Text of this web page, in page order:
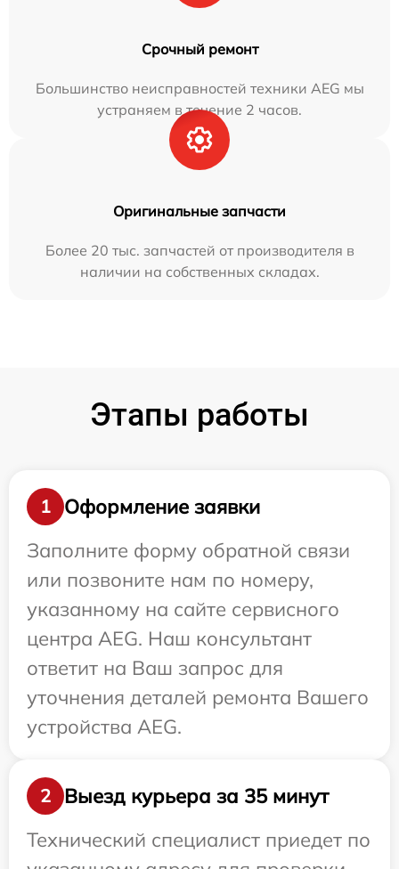
Срочный ремонт
Большинство неисправностей техники AEG мы
устраняем в течение 2 часов.
Оригинальные запчасти
Более 20 тыс. запчастей от производителя в
наличии на собственных складах.
Этапы работы
1
Оформление заявки
Заполните форму обратной связи
или позвоните нам по номеру,
указанному на сайте сервисного
центра AEG. Наш консультант
ответит на Ваш запрос для
уточнения деталей ремонта Вашего
устройства AEG.
2
Выезд курьера за 35 минут
Технический специалист приедет по